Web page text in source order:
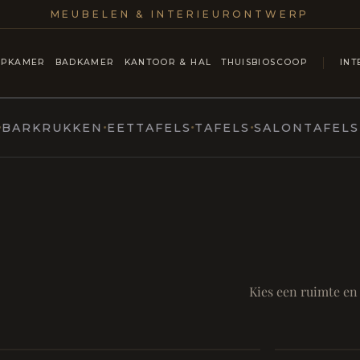
MEUBELEN & INTERIEURONTWERP
BADKAMER KANTOOR & HAL THUISBIOSCOOP
EETTAFELS TAFELS SALONTAFELS &
Kies een ruimte